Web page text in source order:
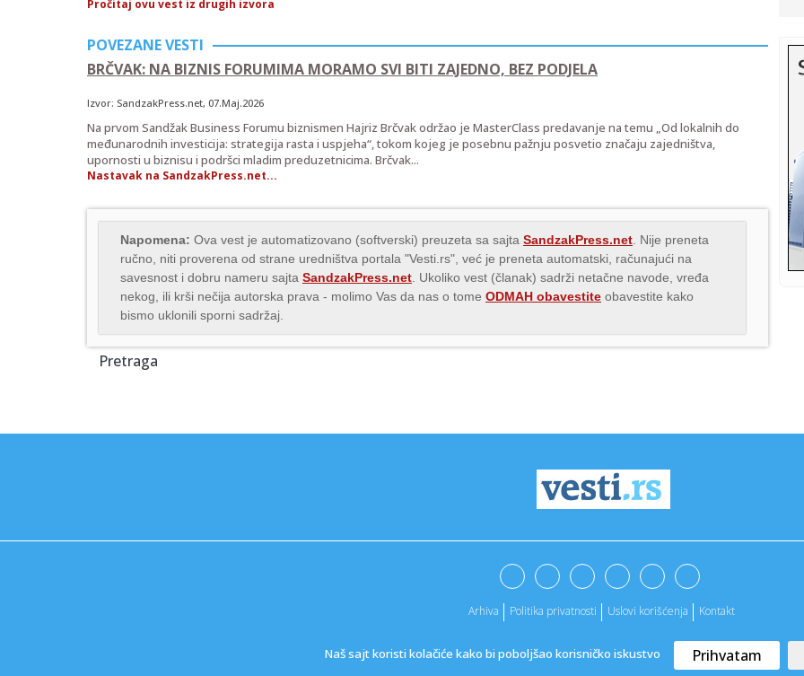
Naš sajt koristi kolačiće kako bi poboljšao korisničko iskustvo Prihvatam
Pročitaj ovu vest iz drugih izvora
POVEZANE VESTI
BRČVAK: NA BIZNIS FORUMIMA MORAMO SVI BITI ZAJEDNO, BEZ PODJELA
Izvor: SandzakPress.net, 07.Maj.2026
Na prvom Sandžak Business Forumu biznismen Hajriz Brčvak održao je MasterClass predavanje na temu „Od lokalnih do
međunarodnih investicija: strategija rasta i uspjeha“, tokom kojeg je posebnu pažnju posvetio značaju zajedništva,
upornosti u biznisu i podršci mladim preduzetnicima. Brčvak...
Nastavak na SandzakPress.net...
Napomena: Ova vest je automatizovano (softverski) preuzeta sa sajta SandzakPress.net . Nije preneta
ručno, niti proverena od strane uredništva portala "Vesti.rs", već je preneta automatski, računajući na
savesnost i dobru nameru sajta SandzakPress.net . Ukoliko vest (članak) sadrži netačne navode, vređa
nekog, ili krši nečija autorska prava - molimo Vas da nas o tome ODMAH obavestite obavestite kako
bismo uklonili sporni sadržaj.
Pretraga
Arhiva Politika privatnosti Uslovi korišćenja Kontakt
@2022. -Vesti|Marketing agencija ApaOne